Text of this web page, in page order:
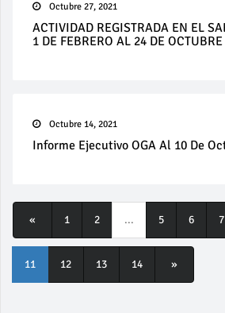
Octubre 27, 2021
ACTIVIDAD REGISTRADA EN EL
1 DE FEBRERO AL 24 DE
Octubre 14, 2021
Informe Ejecutivo OGA Al 10 De
« 1 2 ... 5 6 7
11 12 13 14 »